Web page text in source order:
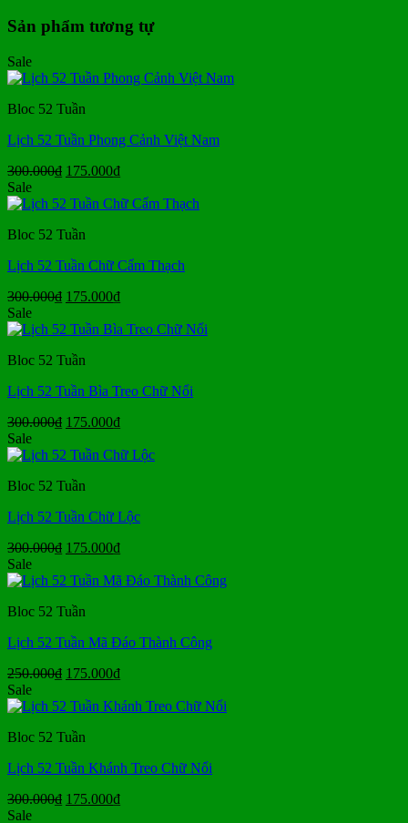
Sản phẩm tương tự
Sale
Bloc 52 Tuần
Lịch 52 Tuần Phong Cảnh Việt Nam
300.000₫ Giá
là:
175.000₫Giá
tại
Sale
Bloc 52 Tuần
Lịch 52 Tuần Chữ Cẩm Thạch
300.000₫ Giá
là:
175.000₫Giá
tại
Sale
Bloc 52 Tuần
Lịch 52 Tuần Bìa Treo Chữ Nổi
300.000₫ Giá
là:
175.000₫Giá
tại
Sale
Bloc 52 Tuần
Lịch 52 Tuần Chữ Lộc
300.000₫ Giá
là:
175.000₫Giá
tại
Sale
Bloc 52 Tuần
Lịch 52 Tuần Mã Đáo Thành Công
250.000₫ Giá
là:
175.000₫Giá
tại
Sale
Bloc 52 Tuần
Lịch 52 Tuần Khánh Treo Chữ Nổi
300.000₫ Giá
175.000₫Giá
Sale